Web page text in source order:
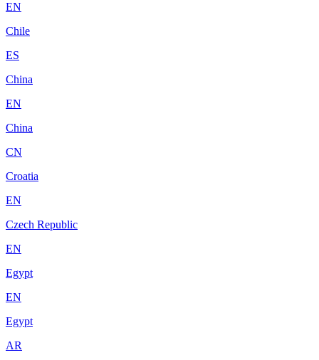
EN
Chile
ES
China
EN
China
CN
Croatia
EN
Czech Republic
EN
Egypt
EN
Egypt
AR